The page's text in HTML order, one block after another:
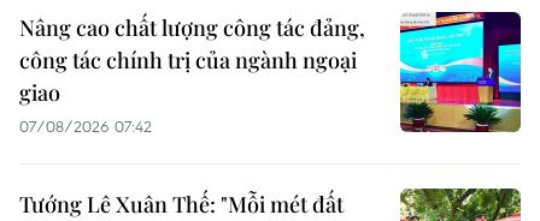
Nâng cao chất lượng công tác đảng,
công tác chính trị của ngành ngoại
giao
07/08/2026 07:42
Tướng Lê Xuân Thế: "Mỗi mét đất